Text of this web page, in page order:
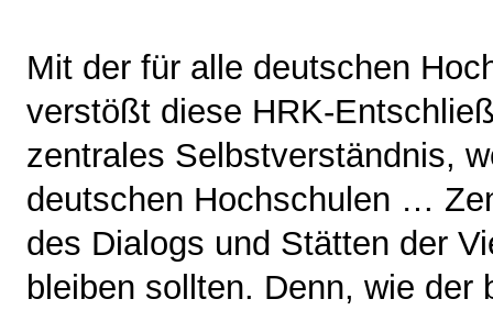
Mit der für alle deutschen
verstößt diese HRK-
zentrales Selbstverständnis,
deutschen Hochschulen …
des Dialogs und Stätten der
bleiben sollten. Denn, wie